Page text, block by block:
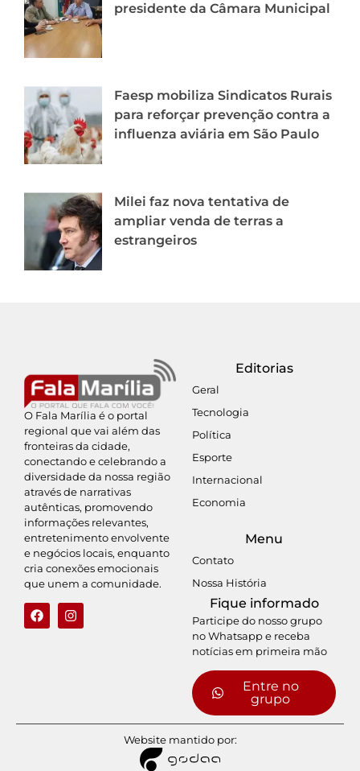
presidente da Câmara Municipal
Faesp mobiliza Sindicatos Rurais
para reforçar prevenção contra a
influenza aviária em São Paulo
Milei faz nova tentativa de
ampliar venda de terras a
estrangeiros
O Fala Marília é o portal
regional que vai além das
fronteiras da cidade,
conectando e celebrando a
diversidade da nossa região
através de narrativas
autênticas, promovendo
informações relevantes,
entretenimento envolvente
e negócios locais, enquanto
cria conexões emocionais
que unem a comunidade.
Editorias
Geral
Tecnologia
Política
Esporte
Internacional
Economia
Menu
Contato
Nossa História
Fique informado
Participe do nosso grupo
no Whatsapp e receba
notícias em primeira mão
Entre no
grupo
Website mantido por: